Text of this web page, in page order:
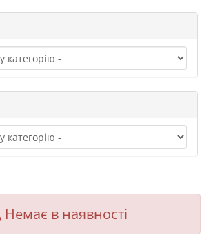
Немає в наявності